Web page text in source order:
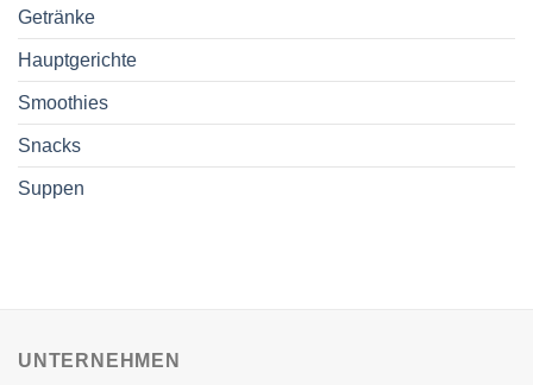
Getränke
Hauptgerichte
Smoothies
Snacks
Suppen
UNTERNEHMEN